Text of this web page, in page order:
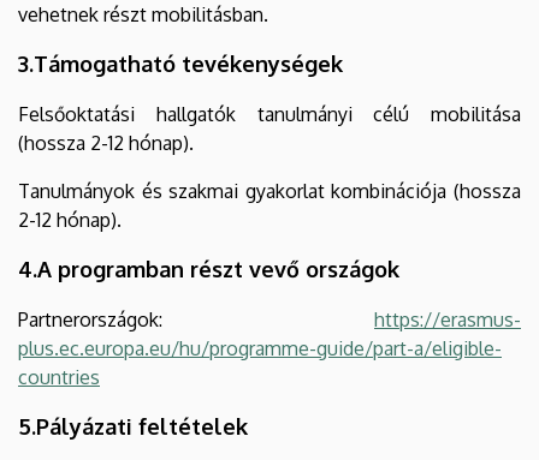
vehetnek részt mobilitásban.
3.Támogatható tevékenységek
Felsőoktatási hallgatók tanulmányi célú mobilitása
(hossza 2-12 hónap).
Tanulmányok és szakmai gyakorlat kombinációja (hossza
2-12 hónap).
4.A programban részt vevő országok
Partnerországok: https://erasmus-
plus.ec.europa.eu/hu/programme-guide/part-a/eligible-
countries
5.Pályázati feltételek